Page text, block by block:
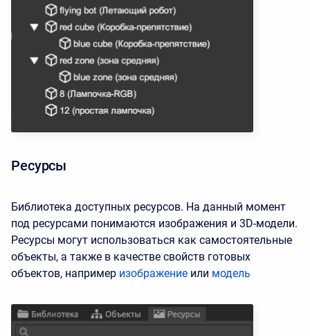
Ресурсы
Библиотека доступных ресурсов. На данный момент
под ресурсами понимаются изображения и 3D-модели.
Ресурсы могут использоваться как самостоятельные
объекты, а также в качестве свойств готовых
объектов, например изображение или модель